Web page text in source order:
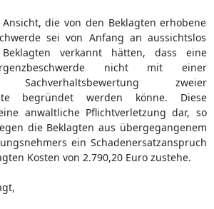
die von den Beklagten erhobene
sei von Anfang an aussichtslos
verkannt hätten, dass eine
nicht mit einer
Sachverhaltsbewertung zweier
begründet werden könne. Diese
anwaltliche Pflichtverletzung dar, so
die Beklagten aus übergegangenem
ein Schadenersatzanspruch
Kosten von 2.790,20 Euro zustehe.